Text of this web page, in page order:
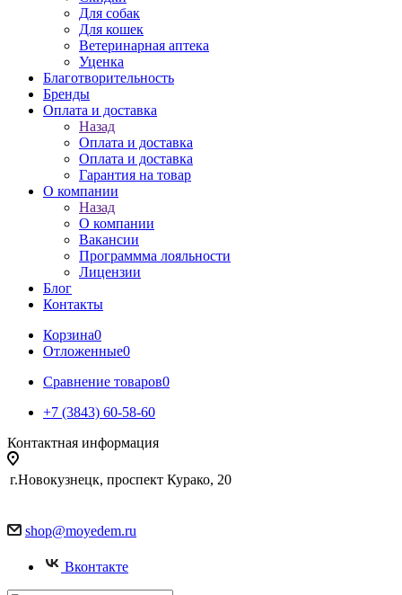
Для собак
Для кошек
Ветеринарная аптека
Уценка
Благотворительность
Бренды
Оплата и доставка
Назад
Оплата и доставка
Оплата и доставка
Гарантия на товар
О компании
Назад
О компании
Вакансии
Программма лояльности
Лицензии
Блог
Контакты
Корзина0
Отложенные0
Сравнение товаров0
+7 (3843) 60-58-60
Контактная информация
г.Новокузнецк, проспект Курако, 20
shop@moyedem.ru
Вконтакте